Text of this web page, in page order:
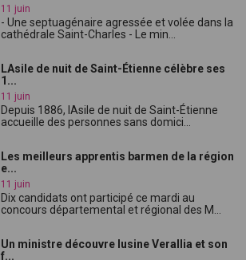
11 juin
- Une septuagénaire agressée et volée dans la
cathédrale Saint-Charles - Le min...
LAsile de nuit de Saint-Étienne célèbre ses
1...
11 juin
Depuis 1886, lAsile de nuit de Saint-Étienne
accueille des personnes sans domici...
Les meilleurs apprentis barmen de la région
e...
11 juin
Dix candidats ont participé ce mardi au
concours départemental et régional des M...
Un ministre découvre lusine Verallia et son
f...